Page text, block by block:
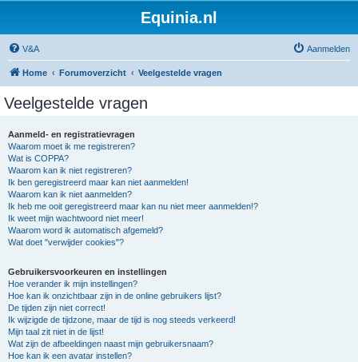
Equinia.nl
V&A Aanmelden
Home Forumoverzicht Veelgestelde vragen
Veelgestelde vragen
Aanmeld- en registratievragen
Waarom moet ik me registreren?
Wat is COPPA?
Waarom kan ik niet registreren?
Ik ben geregistreerd maar kan niet aanmelden!
Waarom kan ik niet aanmelden?
Ik heb me ooit geregistreerd maar kan nu niet meer aanmelden!?
Ik weet mijn wachtwoord niet meer!
Waarom word ik automatisch afgemeld?
Wat doet "verwijder cookies"?
Gebruikersvoorkeuren en instellingen
Hoe verander ik mijn instellingen?
Hoe kan ik onzichtbaar zijn in de online gebruikers lijst?
De tijden zijn niet correct!
Ik wijzigde de tijdzone, maar de tijd is nog steeds verkeerd!
Mijn taal zit niet in de lijst!
Wat zijn de afbeeldingen naast mijn gebruikersnaam?
Hoe kan ik een avatar instellen?